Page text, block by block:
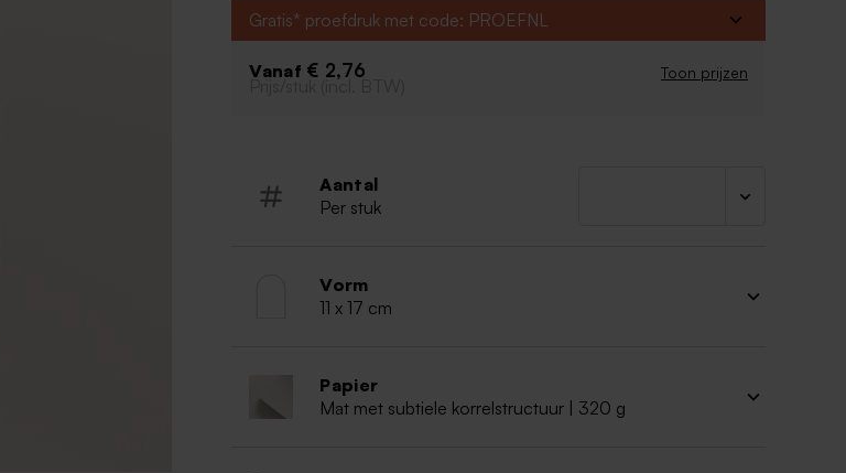
Originele vorm
Gratis* proefdruk met code: PROEFNL
Vanaf € 2,76 Toon prijzen
Prijs/stuk (incl. BTW)
Aantal
Per stuk
Vorm
11 x 17 cm
Papier
Mat met subtiele korrelstructuur | 320 g